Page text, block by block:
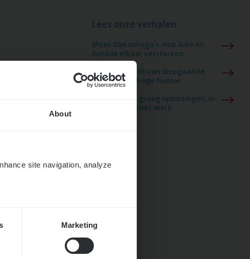
About
site navigation, analyze
Marketing
Meer dan collega’s: hoe Julie en
Aurélie elkaar versterken
Mathias houdt van diepgaande
dossiers én droge humor
Thalia zoekt graag oplossingen, in
games én op het werk